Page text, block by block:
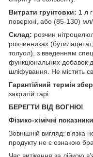
Витрати грунтовки: 1 л
поверхні, або (85-130)
Склад: розчин
розчинниках
толуол), з введенням
функціональних добавок
шліфування. Не містить
Гарантійний термін
закритій тарі.
БЕРЕГТИ ВІД ВОГНЮ!
Фізико-хімічні
Зовнішній вигляд: в’язка
продукту не є ознакою
Час витікання за лійкою